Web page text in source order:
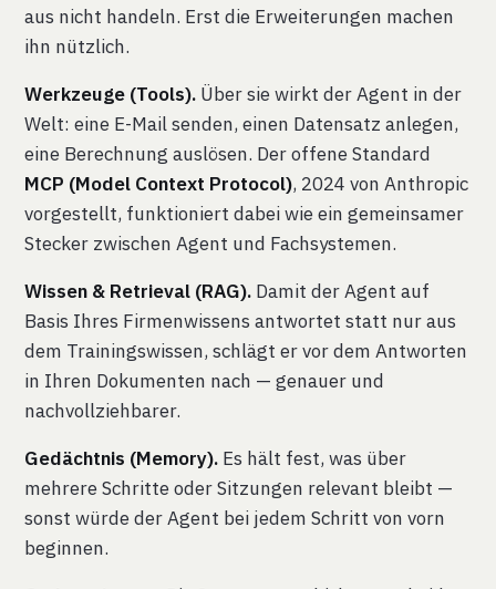
aus nicht handeln. Erst die Erweiterungen machen
ihn nützlich.
Werkzeuge (Tools). Über sie wirkt der Agent in der
Welt: eine E-Mail senden, einen Datensatz anlegen,
eine Berechnung auslösen. Der offene Standard
MCP (Model Context Protocol), 2024 von Anthropic
vorgestellt, funktioniert dabei wie ein gemeinsamer
Stecker zwischen Agent und Fachsystemen.
Wissen & Retrieval (RAG). Damit der Agent auf
Basis Ihres Firmenwissens antwortet statt nur aus
dem Trainingswissen, schlägt er vor dem Antworten
in Ihren Dokumenten nach — genauer und
nachvollziehbarer.
Gedächtnis (Memory). Es hält fest, was über
mehrere Schritte oder Sitzungen relevant bleibt —
sonst würde der Agent bei jedem Schritt von vorn
beginnen.